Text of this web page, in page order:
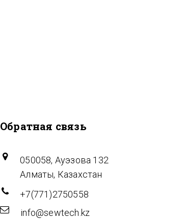
Обратная связь
050058, Ауэзова 132
Алматы, Казахстан
+7(771)2750558
info@sewtech.kz